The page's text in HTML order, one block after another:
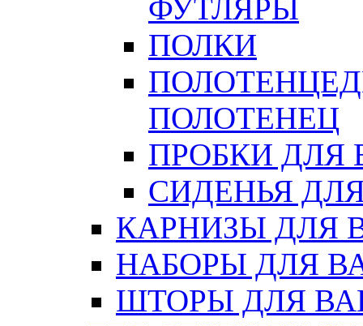
ФУТЛЯРЫ
ПОЛКИ
ПОЛОТЕНЕЦ
ПРОБКИ ДЛЯ
СИДЕНЬЯ
КАРНИЗЫ ДЛЯ
НАБОРЫ ДЛЯ
ШТОРЫ ДЛЯ